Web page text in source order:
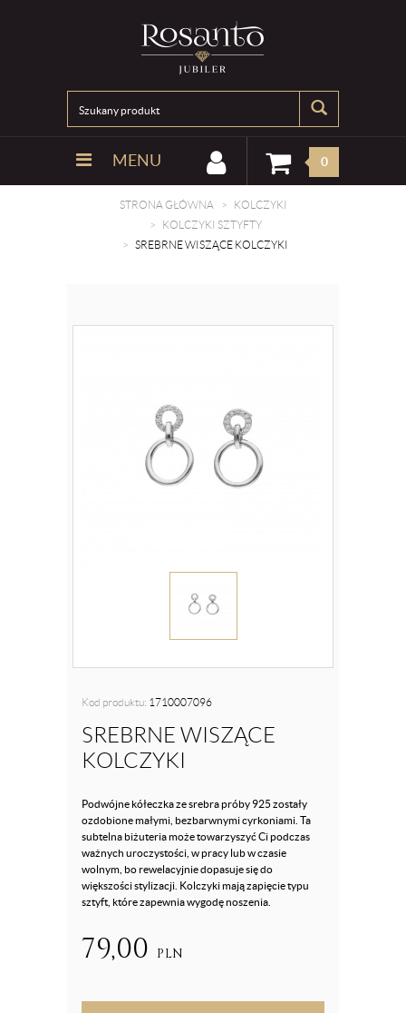
MENU 0
STRONA GŁÓWNA
KOLCZYKI
KOLCZYKI SZTYFTY
SREBRNE WISZĄCE KOLCZYKI
Kod produktu: 1710007096
SREBRNE WISZĄCE
KOLCZYKI
Podwójne kółeczka ze srebra próby 925 zostały
ozdobione małymi, bezbarwnymi cyrkoniami. Ta
subtelna biżuteria może towarzyszyć Ci podczas
ważnych uroczystości, w pracy lub w czasie
wolnym, bo rewelacyjnie dopasuje się do
większości stylizacji. Kolczyki mają zapięcie typu
sztyft, które zapewnia wygodę noszenia.
79,00 PLN